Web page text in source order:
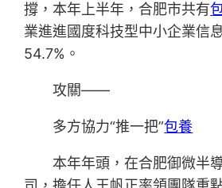
撐，本年上半年，合肥市共有
業進進國度科技型中小企業信
54.7%。
攻關——
多方協力“推一把”包養
本年年頭，在合肥御微半